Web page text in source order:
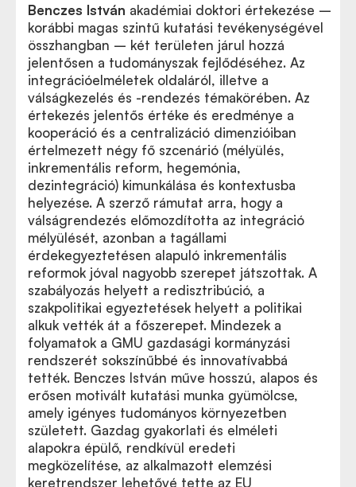
Benczes István akadémiai doktori értekezése –
korábbi magas szintű kutatási tevékenységével
összhangban – két területen járul hozzá
jelentősen a tudományszak fejlődéséhez. Az
integrációelméletek oldaláról, illetve a
válságkezelés és -rendezés témakörében. Az
értekezés jelentős értéke és eredménye a
kooperáció és a centralizáció dimenzióiban
értelmezett négy fő szcenárió (mélyülés,
inkrementális reform, hegemónia,
dezintegráció) kimunkálása és kontextusba
helyezése. A szerző rámutat arra, hogy a
válságrendezés előmozdította az integráció
mélyülését, azonban a tagállami
érdekegyeztetésen alapuló inkrementális
reformok jóval nagyobb szerepet játszottak. A
szabályozás helyett a redisztribúció, a
szakpolitikai egyeztetések helyett a politikai
alkuk vették át a főszerepet. Mindezek a
folyamatok a GMU gazdasági kormányzási
rendszerét sokszínűbbé és innovatívabbá
tették. Benczes István műve hosszú, alapos és
erősen motivált kutatási munka gyümölcse,
amely igényes tudományos környezetben
született. Gazdag gyakorlati és elméleti
alapokra épülő, rendkívül eredeti
megközelítése, az alkalmazott elemzési
keretrendszer lehetővé tette az EU